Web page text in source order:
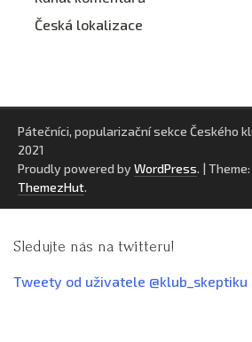
Česká lokalizace
Pátečníci, popularizační sekce Českého
2021
Proudly powered by WordPress. |
ThemezHut.
Sledujte nás na twitteru!
Tweety od uživatele @klub_skeptiku